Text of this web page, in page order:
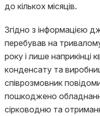
до кількох місяців.
Згідно з інформацією
перебував на
року і лише наприкінці
конденсату та
співрозмовник
пошкоджено
сірководню та